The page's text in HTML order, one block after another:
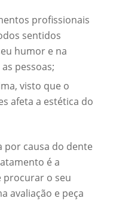
profissionais
sentidos
humor e na
pessoas;
visto que o
afeta a estética do
por causa do dente
é a
procurar o seu
avaliação e peça